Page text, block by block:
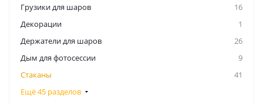
Грузики для шаров
16
Декорации
1
Держатели для шаров
26
Дым для фотосессии
9
Стаканы
41
Ещё 45 разделов